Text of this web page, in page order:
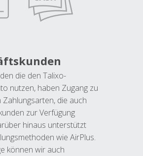
die den Talixo-
nutzen, haben Zugang zu
Zahlungsarten, die auch
zur Verfügung
hinaus unterstützt
wie AirPlus.
können wir auch